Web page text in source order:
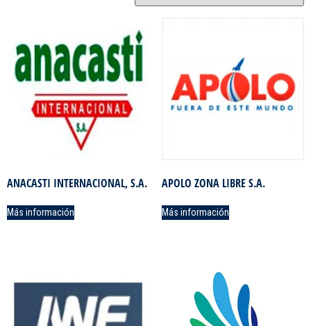
ANACASTI INTERNACIONAL, S.A.
Más información
APOLO ZONA LIBRE S.A.
Más información